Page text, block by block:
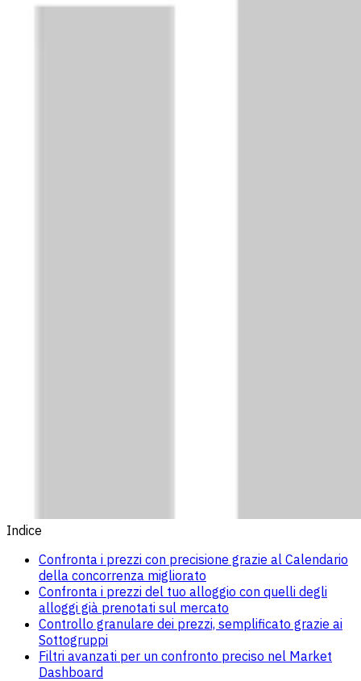
Indice
Confronta i prezzi con precisione grazie al Calendario
della concorrenza migliorato
Confronta i prezzi del tuo alloggio con quelli degli
alloggi già prenotati sul mercato
Controllo granulare dei prezzi, semplificato grazie ai
Sottogruppi
Filtri avanzati per un confronto preciso nel Market
Dashboard